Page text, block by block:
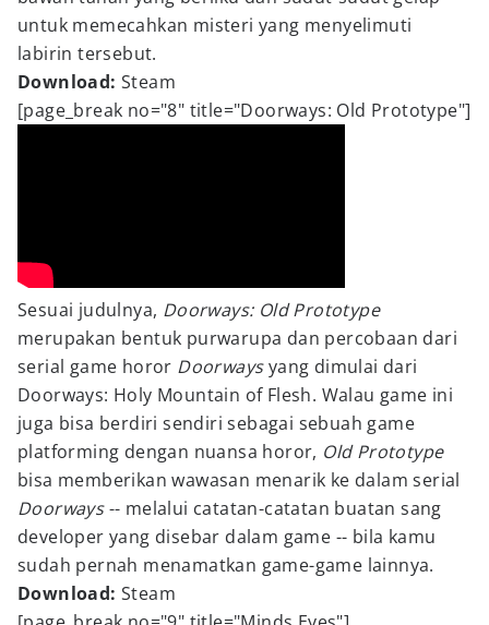
untuk memecahkan misteri yang menyelimuti
labirin tersebut.
Download: Steam
[page_break no="8" title="Doorways: Old Prototype"]
Sesuai judulnya, Doorways: Old Prototype
merupakan bentuk purwarupa dan percobaan dari
serial game horor Doorwaysyang dimulai dari
Doorways: Holy Mountain of Flesh. Walau game ini
juga bisa berdiri sendiri sebagai sebuah game
platforming dengan nuansa horor, Old Prototype
bisa memberikan wawasan menarik ke dalam serial
Doorways-- melalui catatan-catatan buatan sang
developer yang disebar dalam game -- bila kamu
sudah pernah menamatkan game-game lainnya.
Download: Steam